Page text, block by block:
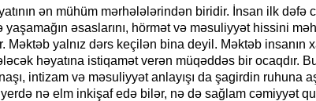
ən mühüm mərhələlərindən biridir. İnsan ilk dəfə
yaşamağın əsaslarını, hörmət və məsuliyyət hissini
Məktəb yalnız dərs keçilən bina deyil. Məktəb insanın
həyatına istiqamət verən müqəddəs bir ocaqdır.
intizam və məsuliyyət anlayışı da şagirdin ruhuna
nə elm inkişaf edə bilər, nə də sağlam cəmiyyət
"Neftçi" klubunun şikayəti